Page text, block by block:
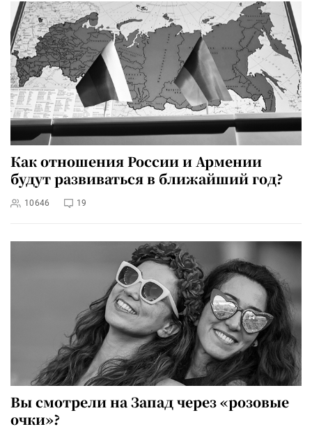
Как отношения России и Армении
будут развиваться в ближайший год?
10646 19
Вы смотрели на Запад через «розовые
очки»?